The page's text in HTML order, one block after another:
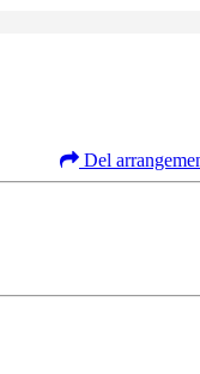
Del